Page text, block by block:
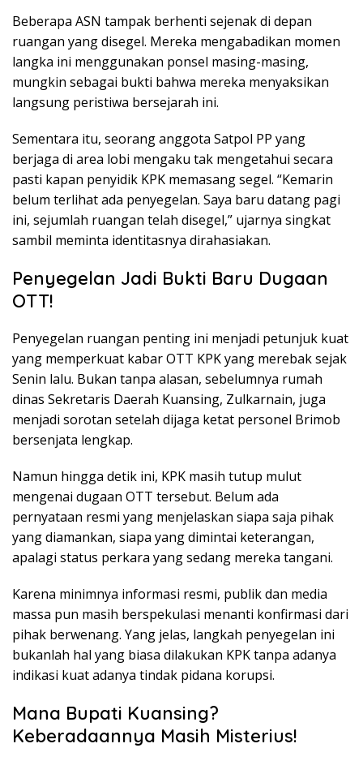
Beberapa ASN tampak berhenti sejenak di depan
ruangan yang disegel. Mereka mengabadikan momen
langka ini menggunakan ponsel masing-masing,
mungkin sebagai bukti bahwa mereka menyaksikan
langsung peristiwa bersejarah ini.
Sementara itu, seorang anggota Satpol PP yang
berjaga di area lobi mengaku tak mengetahui secara
pasti kapan penyidik KPK memasang segel. “Kemarin
belum terlihat ada penyegelan. Saya baru datang pagi
ini, sejumlah ruangan telah disegel,” ujarnya singkat
sambil meminta identitasnya dirahasiakan.
Penyegelan Jadi Bukti Baru Dugaan
OTT!
Penyegelan ruangan penting ini menjadi petunjuk kuat
yang memperkuat kabar OTT KPK yang merebak sejak
Senin lalu. Bukan tanpa alasan, sebelumnya rumah
dinas Sekretaris Daerah Kuansing, Zulkarnain, juga
menjadi sorotan setelah dijaga ketat personel Brimob
bersenjata lengkap.
Namun hingga detik ini, KPK masih tutup mulut
mengenai dugaan OTT tersebut. Belum ada
pernyataan resmi yang menjelaskan siapa saja pihak
yang diamankan, siapa yang dimintai keterangan,
apalagi status perkara yang sedang mereka tangani.
Karena minimnya informasi resmi, publik dan media
massa pun masih berspekulasi menanti konfirmasi dari
pihak berwenang. Yang jelas, langkah penyegelan ini
bukanlah hal yang biasa dilakukan KPK tanpa adanya
indikasi kuat adanya tindak pidana korupsi.
Mana Bupati Kuansing?
Keberadaannya Masih Misterius!